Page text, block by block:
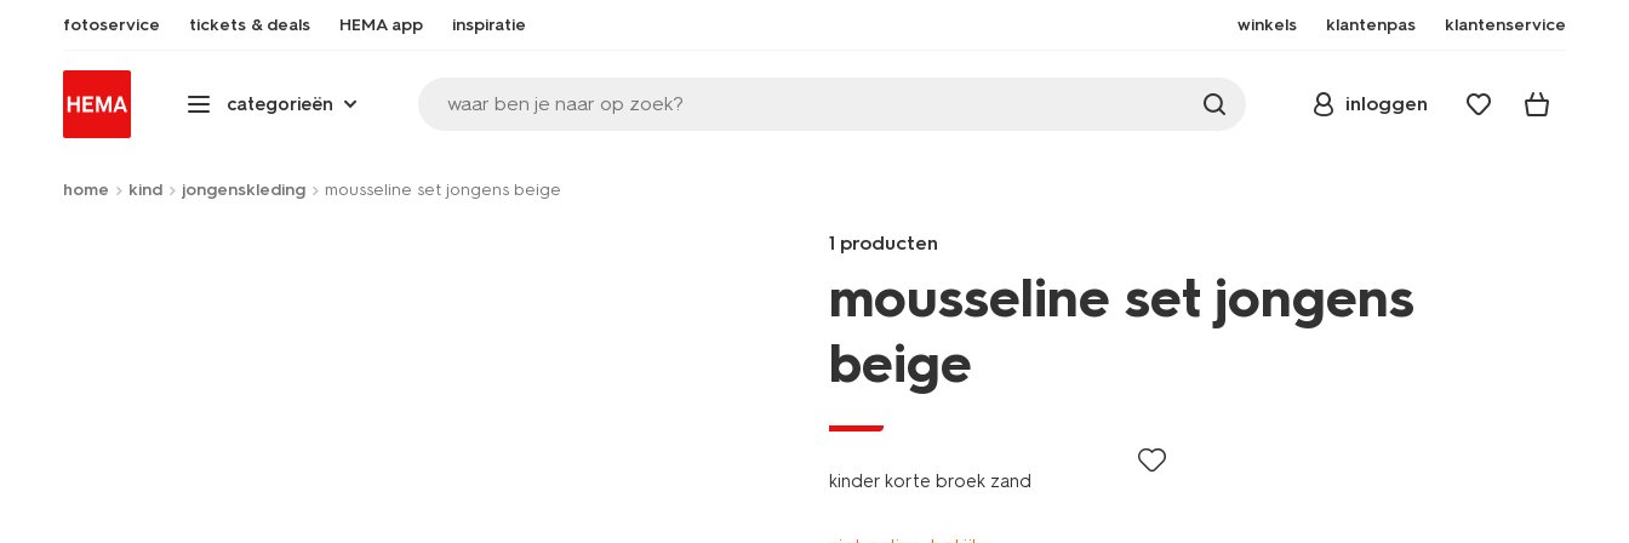
fotoservice tickets & deals HEMA app inspiratie winkels klantenpas klantenservice
categorieën waar ben je naar op zoek? inloggen
home kind jongenskleding mousseline set jongens beige
1 producten
mousseline set jongens
beige
/kind/jongenskleding/jongensbroeken/kinder-
broek-
kinder korte broek zand